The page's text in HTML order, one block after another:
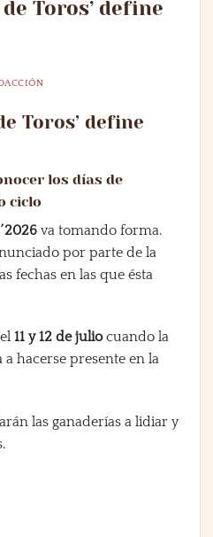
Toros’ define
Toros’ define
los días de
ciclo
2026 va tomando forma.
por parte de la
fechas en las que ésta
11 y 12 de juliocuando la
hacerse presente en la
las ganaderías a lidiar y